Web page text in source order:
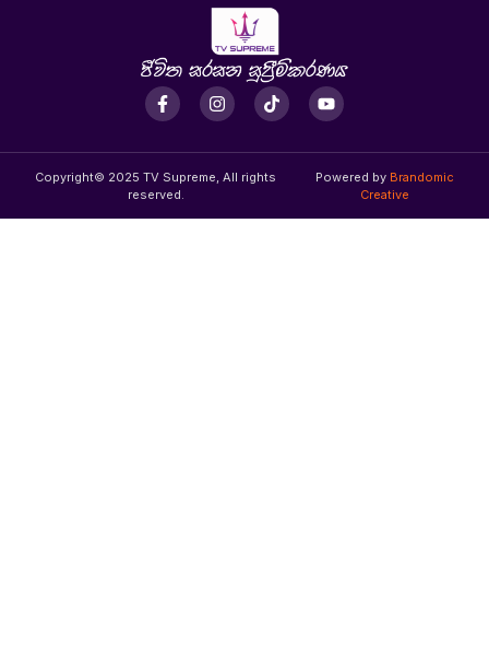
Copyright© 2025 TV Supreme, All rights
reserved.
Powered by Brandomic
Creative